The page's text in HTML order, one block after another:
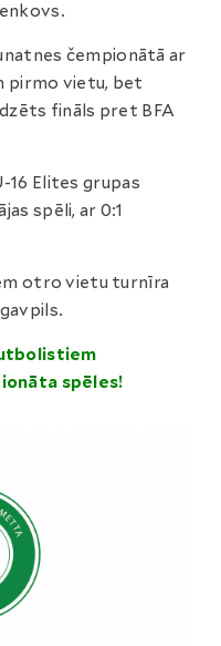
čempionātā ar
pirmo vietu, bet
fināls pret BFA
16 Elites grupas
spēli, ar 0:1
otro vietu turnīra
spēles!